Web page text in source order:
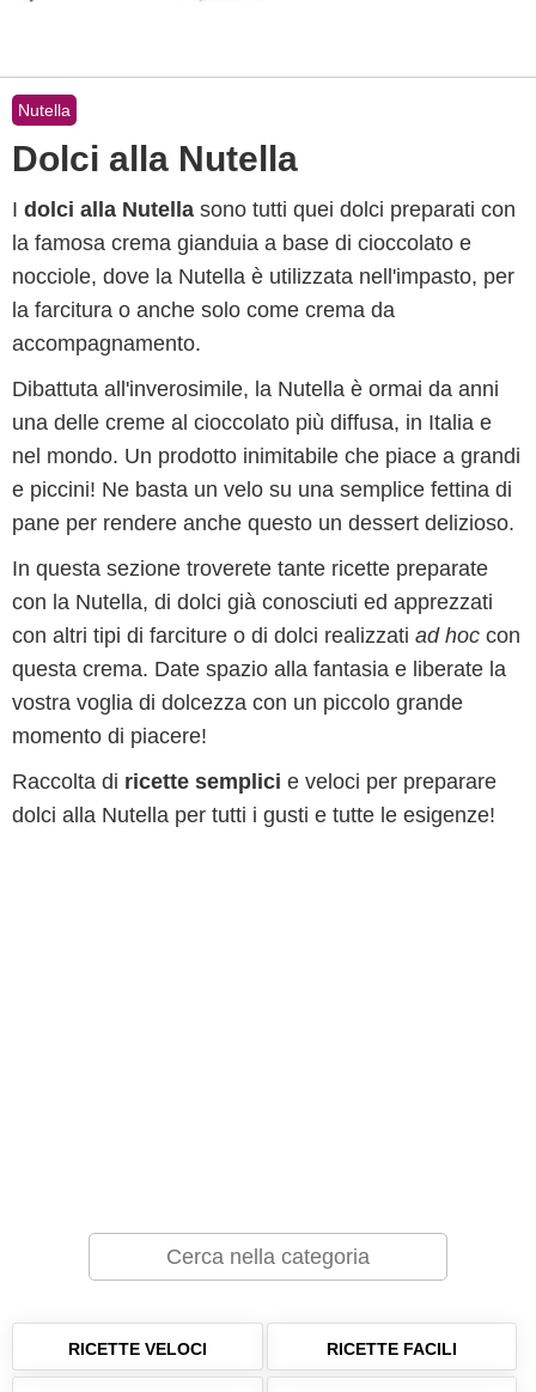
Nutella
Dolci alla Nutella
I dolci alla Nutella sono tutti quei dolci preparati con
la famosa crema gianduia a base di cioccolato e
nocciole, dove la Nutella è utilizzata nell'impasto, per
la farcitura o anche solo come crema da
accompagnamento.
Dibattuta all'inverosimile, la Nutella è ormai da anni
una delle creme al cioccolato più diffusa, in Italia e
nel mondo. Un prodotto inimitabile che piace a grandi
e piccini! Ne basta un velo su una semplice fettina di
pane per rendere anche questo un dessert delizioso.
In questa sezione troverete tante ricette preparate
con la Nutella, di dolci già conosciuti ed apprezzati
con altri tipi di farciture o di dolci realizzati ad hoc con
questa crema. Date spazio alla fantasia e liberate la
vostra voglia di dolcezza con un piccolo grande
momento di piacere!
Raccolta di ricette semplici e veloci per preparare
dolci alla Nutella per tutti i gusti e tutte le esigenze!
RICETTE VELOCI RICETTE FACILI